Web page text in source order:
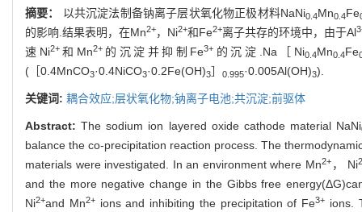
摘要： 以共沉淀法制备钠离子层状氧化物正极材料NaNi0.4Mn0.4Fe
的影响.结果表明，在Mn2+，Ni2+和Fe2+离子共存的环境中，由于Al
速Ni2+和Mn2+的沉淀并抑制Fe3+ 的沉淀.Na［Ni0.4Mn0.4Fe
(［0.4MnCO3·0.4NiCO3·0.2Fe(OH)3］ 0.995·0.005Al(OH)3).
关键词: 耦合效应;层状氧化物;钠离子电池;共沉淀;前驱体
Abstract:The sodium ion layered oxide cathode material NaNi
balance the co-precipitation reaction process. The
materials were investigated. In an environment where Mn2+， Ni
and the more negative change in the Gibbs free
Ni2+and Mn2+ions and inhibiting the precipitation of Fe3+ ions.